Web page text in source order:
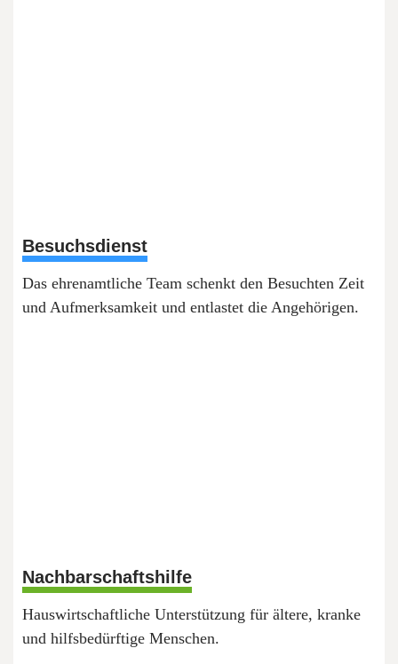
Besuchsdienst
Das ehrenamtliche Team schenkt den Besuchten Zeit
und Aufmerksamkeit und entlastet die Angehörigen.
Nachbarschaftshilfe
Hauswirtschaftliche Unterstützung für ältere, kranke
und hilfsbedürftige Menschen.